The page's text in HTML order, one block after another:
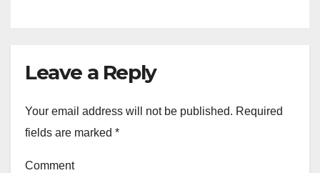
Leave a Reply
Your email address will not be published. Required
fields are marked *
Comment